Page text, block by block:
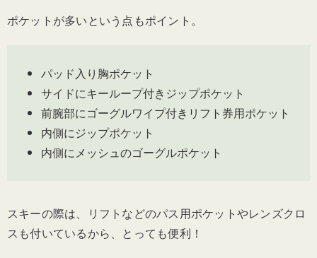
ポケットが多いという点もポイント。
パッド入り胸ポケット
サイドにキーループ付きジップポケット
前腕部にゴーグルワイプ付きリフト券用ポケット
内側にジップポケット
内側にメッシュのゴーグルポケット
スキーの際は、リフトなどのパス用ポケットやレンズクロ
スも付いているから、とっても便利！